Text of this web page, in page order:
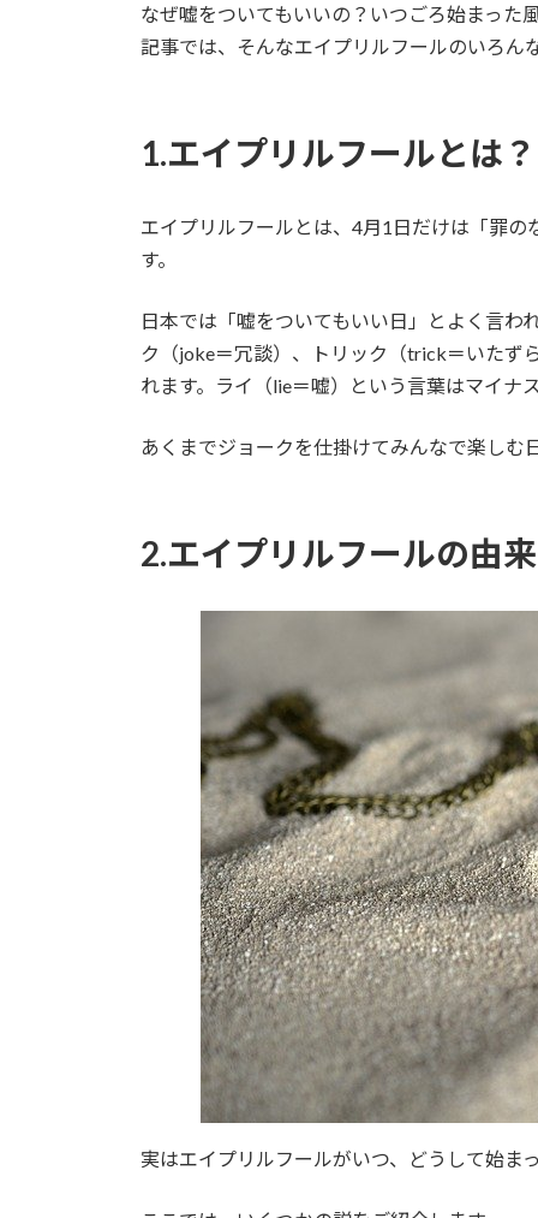
なぜ嘘をついてもいいの？いつごろ始まった
記事では、そんなエイプリルフールのいろん
1.エイプリルフールとは？
エイプリルフールとは、4月1日だけは「罪
す。
日本では「嘘をついてもいい日」とよく言
ク（joke＝冗談）、トリック（trick＝いたず
れます。ライ（lie＝嘘）という言葉はマイナ
あくまでジョークを仕掛けてみんなで楽しむ
2.エイプリルフールの由来
実はエイプリルフールがいつ、どうして始ま